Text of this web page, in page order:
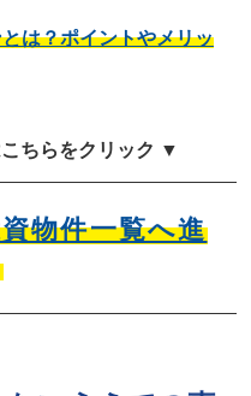
は？ポイントやメリッ
ちらをクリック ▼
物件一覧へ進